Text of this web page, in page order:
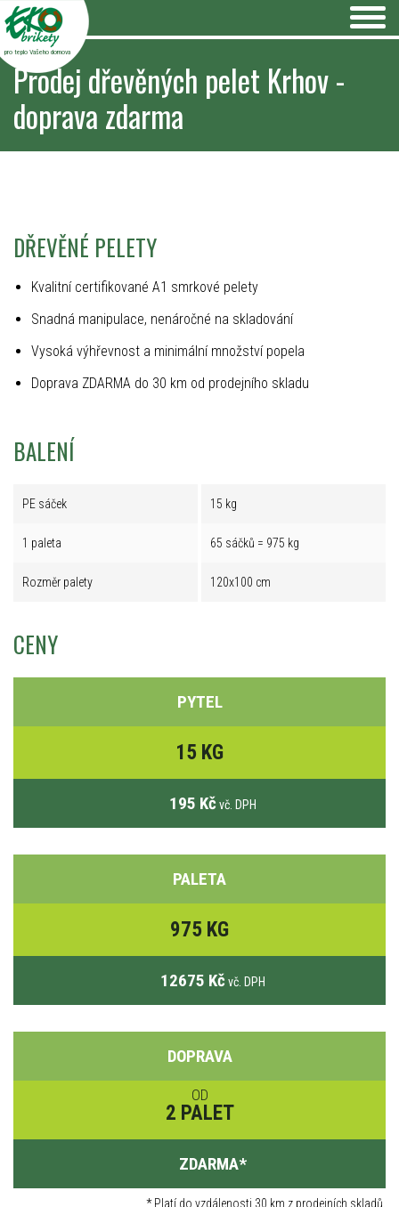
pro teplo Vašeho domova
Prodej dřevěných pelet Krhov -
doprava zdarma
DŘEVĚNÉ PELETY
Kvalitní certifikované A1 smrkové pelety
Snadná manipulace, nenáročné na skladování
Vysoká výhřevnost a minimální množství popela
Doprava ZDARMA do 30 km od prodejního skladu
BALENÍ
PE sáček 15 kg
1 paleta 65 sáčků = 975 kg
Rozměr palety 120x100 cm
CENY
PYTEL
15 KG
195 Kč vč. DPH
PALETA
975 KG
12675 Kč vč. DPH
DOPRAVA
OD
2 PALET
ZDARMA*
*Platí do vzdálenosti 30 km z prodejních skladů.